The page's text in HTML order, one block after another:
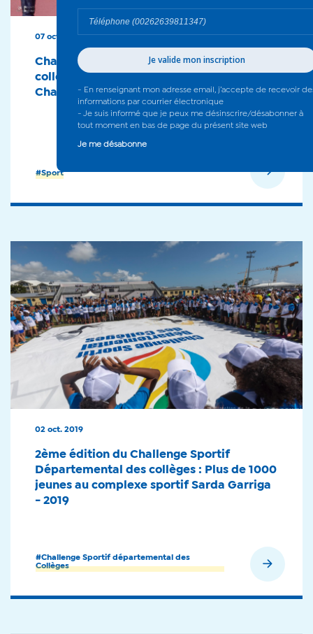
#Sport
07 oct. 2022
Challenge sportif Départemental des
collégiens : Plus de 1000 collégiens à
Champ-Fleuri - 2022
En savoir plus
#Challenge Sportif départemental des
Collèges
02 oct. 2019
2ème édition du Challenge Sportif
Départemental des collèges : Plus de 1000
jeunes au complexe sportif Sarda Garriga
- 2019
En savoir plus